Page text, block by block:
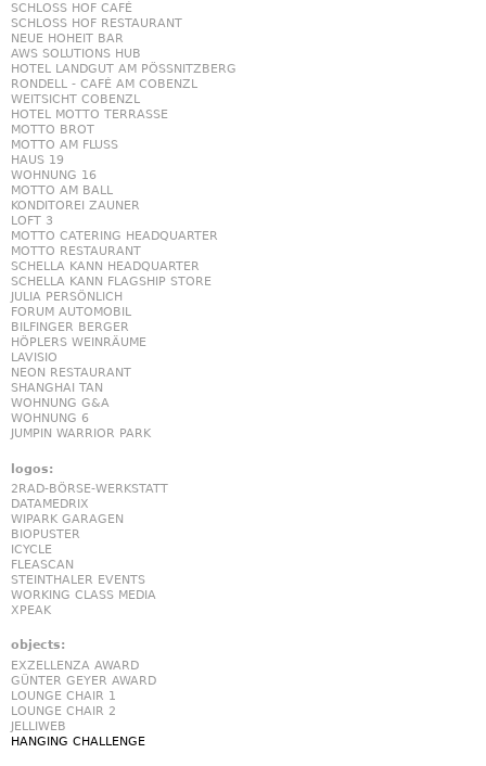
SCHLOSS HOF CAFÉ
SCHLOSS HOF RESTAURANT
NEUE HOHEIT BAR
AWS SOLUTIONS HUB
HOTEL LANDGUT AM PÖSSNITZBERG
RONDELL - CAFÉ AM COBENZL
WEITSICHT COBENZL
HOTEL MOTTO TERRASSE
MOTTO BROT
MOTTO AM FLUSS
HAUS 19
WOHNUNG 16
MOTTO AM BALL
KONDITOREI ZAUNER
LOFT 3
MOTTO CATERING HEADQUARTER
MOTTO RESTAURANT
SCHELLA KANN HEADQUARTER
SCHELLA KANN FLAGSHIP STORE
JULIA PERSÖNLICH
FORUM AUTOMOBIL
BILFINGER BERGER
HÖPLERS WEINRÄUME
LAVISIO
NEON RESTAURANT
SHANGHAI TAN
WOHNUNG G&A
WOHNUNG 6
JUMPIN WARRIOR PARK
logos:
2RAD-BÖRSE-WERKSTATT
DATAMEDRIX
WIPARK GARAGEN
BIOPUSTER
ICYCLE
FLEASCAN
STEINTHALER EVENTS
WORKING CLASS MEDIA
XPEAK
objects:
EXZELLENZA AWARD
GÜNTER GEYER AWARD
LOUNGE CHAIR 1
LOUNGE CHAIR 2
JELLIWEB
HANGING CHALLENGE